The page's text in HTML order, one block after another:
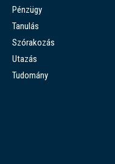
Pénzügy
Tanulás
Szórakozás
Utazás
Tudomány